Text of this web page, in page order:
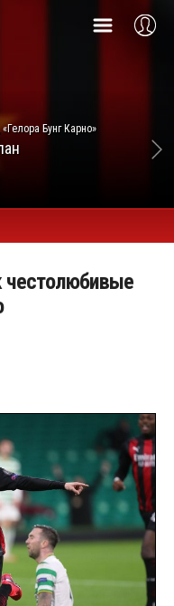
Бунг Карно»
честолюбивые